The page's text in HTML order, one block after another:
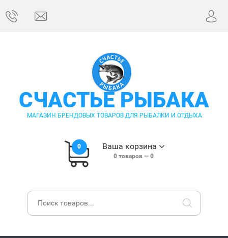
СЧАСТЬЕ РЫБАКА
МАГАЗИН БРЕНДОВЫХ ТОВАРОВ ДЛЯ РЫБАЛКИ И ОТДЫХА
0 Ваша корзина
0товаров — 0